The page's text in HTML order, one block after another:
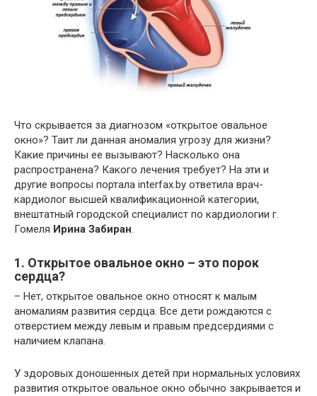
Что скрывается за диагнозом «открытое овальное
окно»? Таит ли данная аномалия угрозу для жизни?
Какие причины ее вызывают? Насколько она
распространена? Какого лечения требует? На эти и
другие вопросы портала interfax.by ответила врач-
кардиолог высшей квалификационной категории,
внештатный городской специалист по кардиологии г.
Гомеля Ирина Забиран.
1. Открытое овальное окно – это порок
сердца?
– Нет, открытое овальное окно относят к малым
аномалиям развития сердца. Все дети рождаются с
отверстием между левым и правым предсердиями с
наличием клапана.
У здоровых доношенных детей при нормальных условиях
развития открытое овальное окно обычно закрывается и